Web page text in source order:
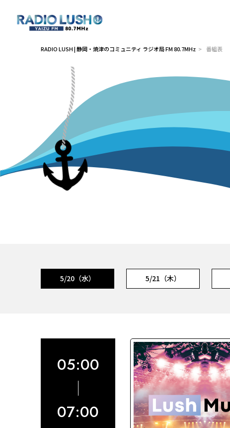
RADIO LUSH | 静岡・焼津のコミュニティ ラジオ局 FM 80.7MHz > 番組表
5/20（水） 5/21（木）
05:00
07:00